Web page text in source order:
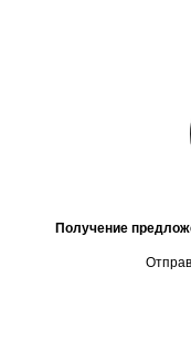
Получение